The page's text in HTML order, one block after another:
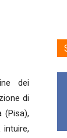
dei
di
(Pisa),